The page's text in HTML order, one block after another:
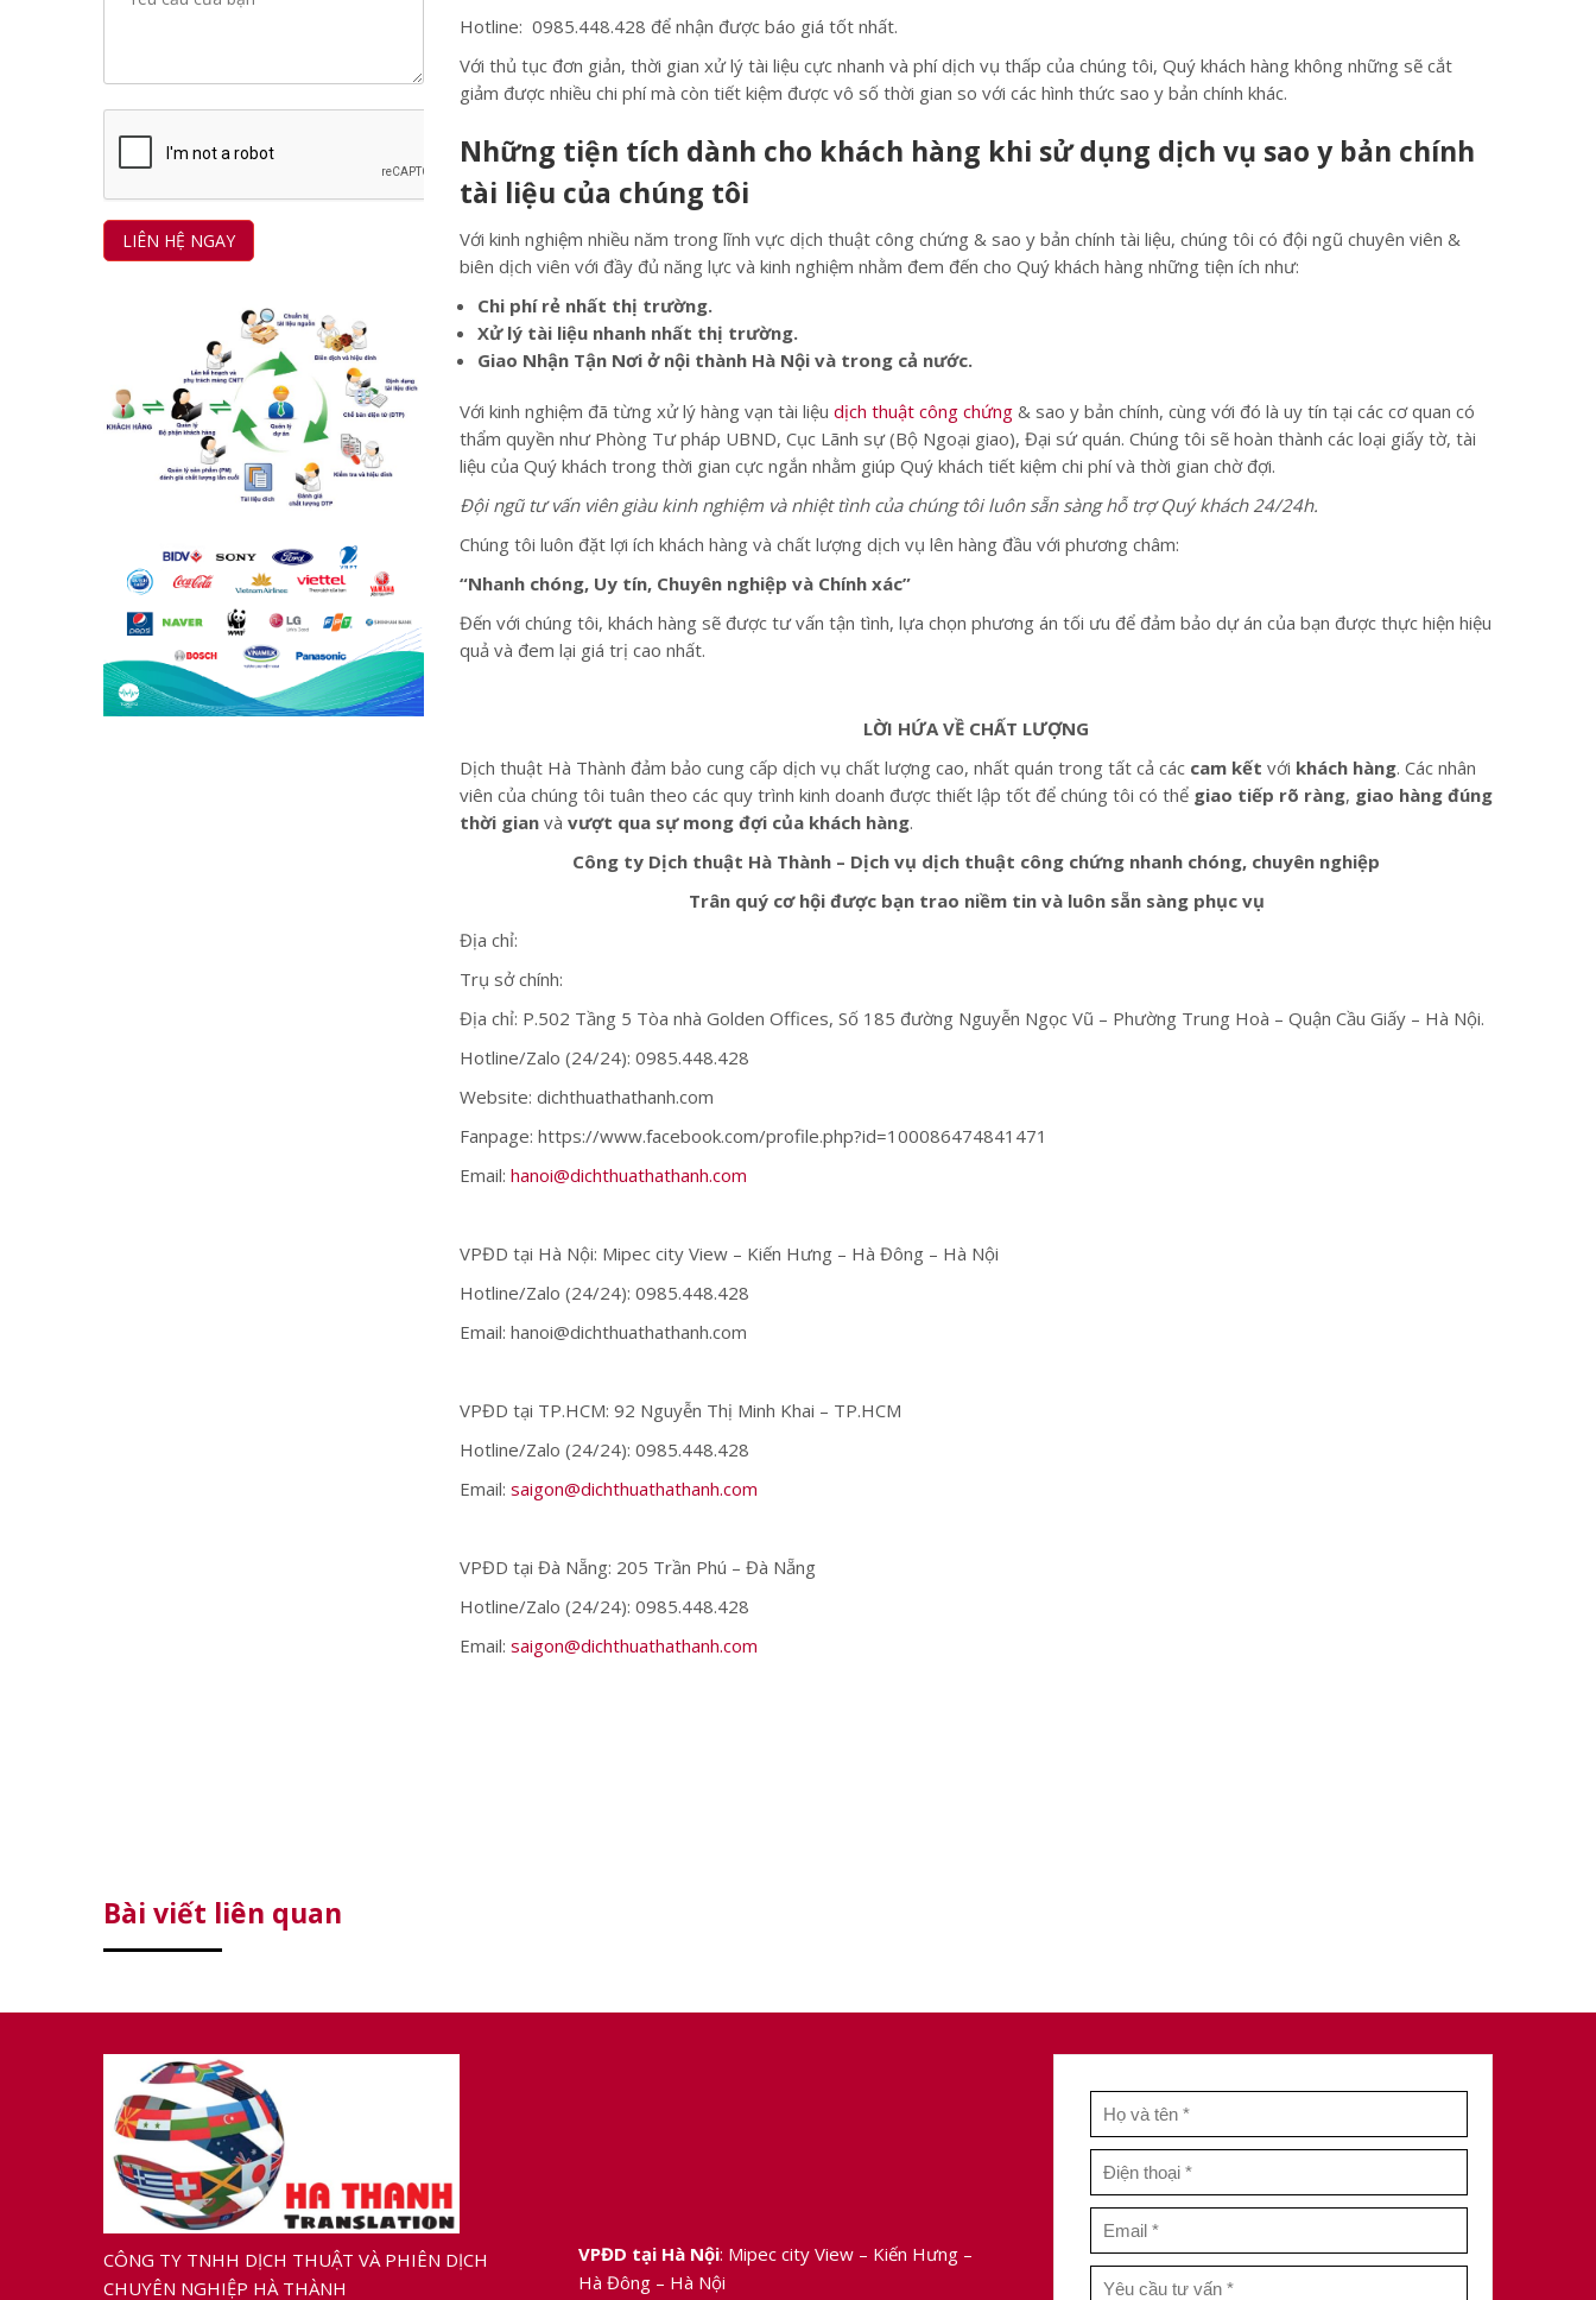
Hotline: 0985.448.428 để nhận được báo giá tốt nhất.
Với thủ tục đơn giản, thời gian xử lý tài liệu cực nhanh và phí dịch vụ thấp của chúng tôi, Quý khách hàng không những sẽ cắt
giảm được nhiều chi phí mà còn tiết kiệm được vô số thời gian so với các hình thức sao y bản chính khác.
Những tiện tích dành cho khách hàng khi sử dụng dịch vụ sao y bản chính
tài liệu của chúng tôi
Với kinh nghiệm nhiều năm trong lĩnh vực dịch thuật công chứng & sao y bản chính tài liệu, chúng tôi có đội ngũ chuyên viên &
biên dịch viên với đầy đủ năng lực và kinh nghiệm nhằm đem đến cho Quý khách hàng những tiện ích như:
Chi phí rẻ nhất thị trường.
Xử lý tài liệu nhanh nhất thị trường.
Giao Nhận Tận Nơi ở nội thành Hà Nội và trong cả nước.
Với kinh nghiệm đã từng xử lý hàng vạn tài liệu dịch thuật công chứng & sao y bản chính, cùng với đó là uy tín tại các cơ quan có
thẩm quyền như Phòng Tư pháp UBND, Cục Lãnh sự (Bộ Ngoại giao), Đại sứ quán. Chúng tôi sẽ hoàn thành các loại giấy tờ, tài
liệu của Quý khách trong thời gian cực ngắn nhằm giúp Quý khách tiết kiệm chi phí và thời gian chờ đợi.
Đội ngũ tư vấn viên giàu kinh nghiệm và nhiệt tình của chúng tôi luôn sẵn sàng hỗ trợ Quý khách 24/24h.
Chúng tôi luôn đặt lợi ích khách hàng và chất lượng dịch vụ lên hàng đầu với phương châm:
“Nhanh chóng, Uy tín, Chuyên nghiệp và Chính xác”
Đến với chúng tôi, khách hàng sẽ được tư vấn tận tình, lựa chọn phương án tối ưu để đảm bảo dự án của bạn được thực hiện hiệu
quả và đem lại giá trị cao nhất.
LỜI HỨA VỀ CHẤT LƯỢNG
Dịch thuật Hà Thành đảm bảo cung cấp dịch vụ chất lượng cao, nhất quán trong tất cả các cam kết với khách hàng. Các nhân
viên của chúng tôi tuân theo các quy trình kinh doanh được thiết lập tốt để chúng tôi có thể giao tiếp rõ ràng, giao hàng đúng
thời gian và vượt qua sự mong đợi của khách hàng.
Công ty Dịch thuật Hà Thành – Dịch vụ dịch thuật công chứng nhanh chóng, chuyên nghiệp
Trân quý cơ hội được bạn trao niềm tin và luôn sẵn sàng phục vụ
Địa chỉ:
Trụ sở chính:
Địa chỉ: P.502 Tầng 5 Tòa nhà Golden Offices, Số 185 đường Nguyễn Ngọc Vũ – Phường Trung Hoà – Quận Cầu Giấy – Hà Nội.
Hotline/Zalo (24/24): 0985.448.428
Website: dichthuathathanh.com
Fanpage: https://www.facebook.com/profile.php?id=100086474841471
Email: hanoi@dichthuathathanh.com
VPĐD tại Hà Nội: Mipec city View – Kiến Hưng – Hà Đông – Hà Nội
Hotline/Zalo (24/24): 0985.448.428
Email: hanoi@dichthuathathanh.com
VPĐD tại TP.HCM: 92 Nguyễn Thị Minh Khai – TP.HCM
Hotline/Zalo (24/24): 0985.448.428
Email: saigon@dichthuathathanh.com
VPĐD tại Đà Nẵng: 205 Trần Phú – Đà Nẵng
Hotline/Zalo (24/24): 0985.448.428
Email: saigon@dichthuathathanh.com
Bài viết liên quan
CÔNG TY TNHH DỊCH THUẬT VÀ PHIÊN DỊCH
CHUYÊN NGHIỆP HÀ THÀNH
VPĐD tại Hà Nội: Mipec city View – Kiến Hưng –
Hà Đông – Hà Nội